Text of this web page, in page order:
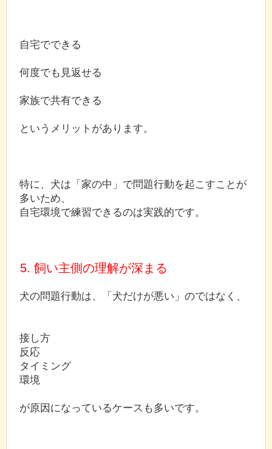
自宅でできる
何度でも見返せる
家族で共有できる
というメリットがあります。
特に、犬は「家の中」で問題行動を起こすことが
多いため、
自宅環境で練習できるのは実践的です。
5. 飼い主側の理解が深まる
犬の問題行動は、「犬だけが悪い」のではなく、
接し方
反応
タイミング
環境
が原因になっているケースも多いです。